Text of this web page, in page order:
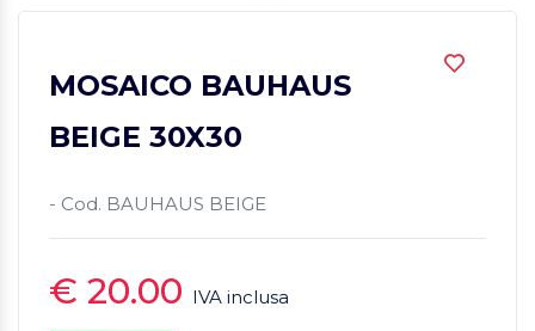
MOSAICO BAUHAUS
BEIGE 30X30
- Cod. BAUHAUS BEIGE
€ 20.00 IVA inclusa